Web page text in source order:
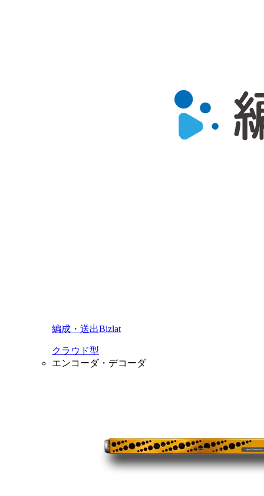
編成・送出Bizlat
クラウド型
エンコーダ・デコーダ